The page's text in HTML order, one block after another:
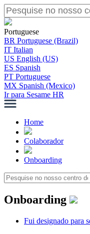
Portuguese
BR Portuguese (Brazil)
IT Italian
US English (US)
ES Spanish
PT Portuguese
MX Spanish (Mexico)
Ir para Sesame HR
Home
Colaborador
Onboarding
Onboarding
Fui designado para